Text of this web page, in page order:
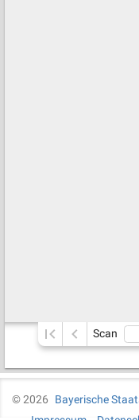
Scan
©2026
Bayerische